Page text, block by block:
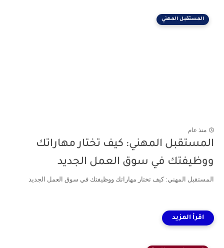
المستقبل المهني
منذ عام
المستقبل المهني: كيف تختار مهاراتك
ووظيفتك في سوق العمل الجديد
المستقبل المهني: كيف تختار مهاراتك ووظيفتك في سوق العمل الجديد